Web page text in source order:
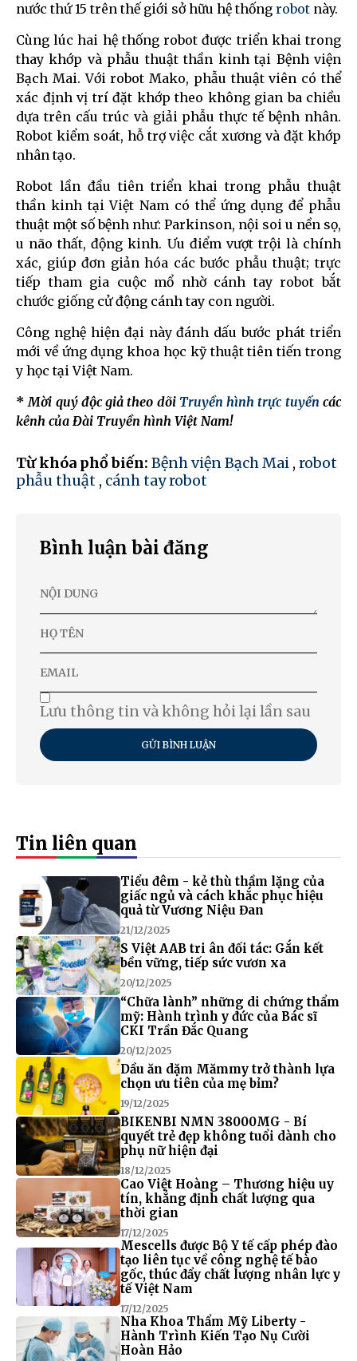
nước thứ 15 trên thế giới sở hữu hệ thống robot này.
Cùng lúc hai hệ thống robot được triển khai trong
thay khớp và phẫu thuật thần kinh tại Bệnh viện
Bạch Mai. Với robot Mako, phẫu thuật viên có thể
xác định vị trí đặt khớp theo không gian ba chiều
dựa trên cấu trúc và giải phẫu thực tế bệnh nhân.
Robot kiểm soát, hỗ trợ việc cắt xương và đặt khớp
nhân tạo.
Robot lần đầu tiên triển khai trong phẫu thuật
thần kinh tại Việt Nam có thể ứng dụng để phẫu
thuật một số bệnh như: Parkinson, nội soi u nền sọ,
u não thất, động kinh. Ưu điểm vượt trội là chính
xác, giúp đơn giản hóa các bước phẫu thuật; trực
tiếp tham gia cuộc mổ nhờ cánh tay robot bắt
chước giống cử động cánh tay con người.
Công nghệ hiện đại này đánh dấu bước phát triển
mới về ứng dụng khoa học kỹ thuật tiên tiến trong
y học tại Việt Nam.
* Mời quý độc giả theo dõi Truyền hình trực tuyếncác
kênh của Đài Truyền hình Việt Nam!
Từ khóa phổ biến: Bệnh viện Bạch Mai , robot
phẫu thuật , cánh tay robot
Bình luận bài đăng
Lưu thông tin và không hỏi lại lần sau
GỬI BÌNH LUẬN
Tin liên quan
Tiểu đêm - kẻ thù thầm lặng của
giấc ngủ và cách khắc phục hiệu
quả từ Vương Niệu Đan
21/12/2025
S Việt AAB tri ân đối tác: Gắn kết
bền vững, tiếp sức vươn xa
20/12/2025
“Chữa lành” những di chứng thẩm
mỹ: Hành trình y đức của Bác sĩ
CKI Trần Đắc Quang
20/12/2025
Dầu ăn dặm Mămmy trở thành lựa
chọn ưu tiên của mẹ bỉm?
19/12/2025
BIKENBI NMN 38000MG - Bí
quyết trẻ đẹp không tuổi dành cho
phụ nữ hiện đại
18/12/2025
Cao Việt Hoàng – Thương hiệu uy
tín, khẳng định chất lượng qua
thời gian
17/12/2025
Mescells được Bộ Y tế cấp phép đào
tạo liên tục về công nghệ tế bào
gốc, thúc đẩy chất lượng nhân lực y
tế Việt Nam
17/12/2025
Nha Khoa Thẩm Mỹ Liberty -
Hành Trình Kiến Tạo Nụ Cười
Hoàn Hảo